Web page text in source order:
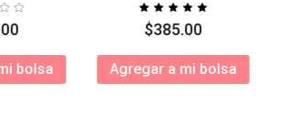
00
bolsa
$385.00
Agregar a mi bolsa